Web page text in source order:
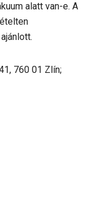
alatt van-e. A
760 01 Zlín;